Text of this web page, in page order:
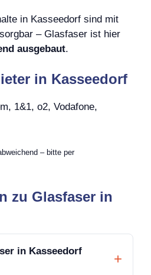
in Kasseedorf sind mit
– Glasfaser ist hier
ausgebaut.
in Kasseedorf
1&1, o2, Vodafone,
– bitte per
zu Glasfaser in
in Kasseedorf